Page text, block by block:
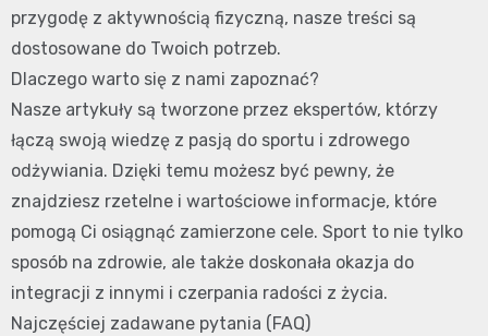
przygodę z aktywnością fizyczną, nasze treści są
dostosowane do Twoich potrzeb.
Dlaczego warto się z nami zapoznać?
Nasze artykuły są tworzone przez ekspertów, którzy
łączą swoją wiedzę z pasją do sportu i zdrowego
odżywiania. Dzięki temu możesz być pewny, że
znajdziesz rzetelne i wartościowe informacje, które
pomogą Ci osiągnąć zamierzone cele. Sport to nie tylko
sposób na zdrowie, ale także doskonała okazja do
integracji z innymi i czerpania radości z życia.
Najczęściej zadawane pytania (FAQ)